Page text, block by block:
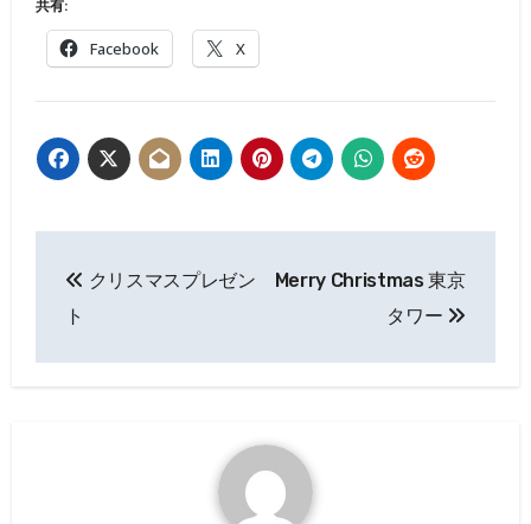
共有:
Facebook X
クリスマスプレゼン
ト
Merry Christmas 東京
タワー